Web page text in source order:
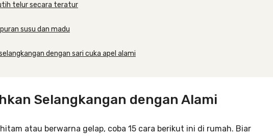
telur secara teratur
susu dan madu
dengan sari cuka apel alami
Selangkangan dengan Alami
atau berwarna gelap, coba 15 cara berikut ini di rumah. Biar